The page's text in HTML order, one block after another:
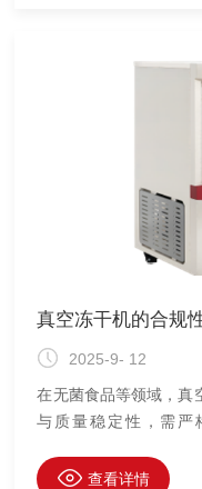
真空冻干机的合规
2025-9- 12
在无菌食品等领域，真
与质量稳定性，需严
化无菌检测确保生产过
查看详情